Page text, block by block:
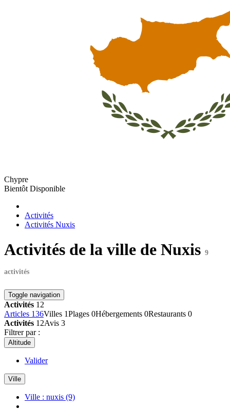
Chypre
Bientôt Disponible
Activités
Activités Nuxis
Activités de la ville de Nuxis 9
activités
Toggle navigation
Activités 12
Articles 136Villes 1Plages 0Hébergements 0Restaurants 0
Activités 12Avis 3
Filtrer par :
Altitude
Valider
Ville
Ville : nuxis (9)